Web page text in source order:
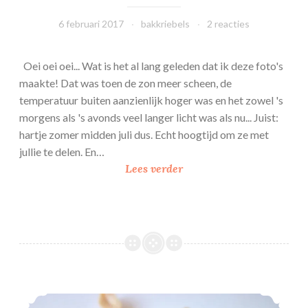
6 februari 2017 bakkriebels 2 reacties
Oei oei oei... Wat is het al lang geleden dat ik deze foto's
maakte! Dat was toen de zon meer scheen, de
temperatuur buiten aanzienlijk hoger was en het zowel 's
morgens als 's avonds veel langer licht was als nu... Juist:
hartje zomer midden juli dus. Echt hoogtijd om ze met
jullie te delen. En…
Lees verderZ
t
Pinda-karamelkoeken